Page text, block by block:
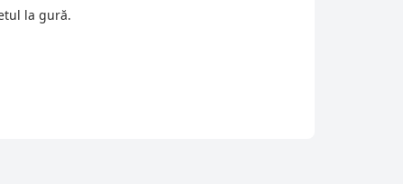
la gură.